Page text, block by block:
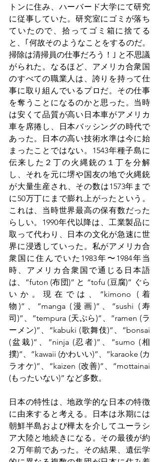
トンに住み、ハーバード大学にて研究
に従事していた。研究室にゴミが落ち
ていたので、拾ってゴミ箱に捨てる
と、｢何故そのようなことをするのだ。
掃除は清掃員の仕事だろう！｣ と不思議
がられた。なるほど、アメリカ合衆国
のすべての職業人は、誇りを持って仕
事に取り組んでいるプロだ。その仕事
を奪うことになるのかと思った。当時
は安くて品質が高い日本車がアメリカ
車を席捲し、日本バッシングの時代で
あった。日本の高い技術水準は今に始
まったことではない。1543年種子島に
伝来した２丁の火縄銃の１丁を分解
し、それを元に堺や国友の地で火縄銃
が大量生産され、その数は1573年まで
に50万丁にまで膨れ上がったという。
これは、当時世界最高の保有数だった
らしい。1990年代以降は、工業製品に
取って代わり、日本の文化が急速に世
界に浸透していった。私がアメリカ合
衆国に住んでいた1983年〜1984年当
時、アメリカ合衆国で通じる日本語
は、”futon (布団)” と “tofu (豆腐)” ぐら
いか。現在では、”kimono (着
物)”、”manga (漫画)”、”sushi (寿
司)”、”tempura (天ぷら)”、”ramen (ラ
ーメン)”、”kabuki (歌舞伎)”、”bonsai
(盆栽)”、”ninja (忍者)”、”sumo (相
撲)”、”kawaii (かわいい)”、”karaoke (カ
ラオケ)”、”kaizen (改善)”、”mottainai
(もったいない)” など多数。
日本の特性は、地政学的な日本の特徴
に由来すると考える。日本は氷期には
朝鮮半島および樺太を介してユーラシ
ア大陸と地続きになる。その最後が約
２万年前であった。その結果、遺伝学